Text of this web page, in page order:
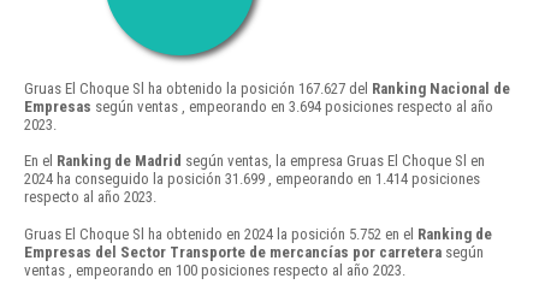
Gruas El Choque Sl ha obtenido la posición 167.627 del Ranking Nacional de
Empresas según ventas , empeorando en 3.694 posiciones respecto al año
2023.
En el Ranking de Madrid según ventas, la empresa Gruas El Choque Sl en
2024 ha conseguido la posición 31.699 , empeorando en 1.414 posiciones
respecto al año 2023.
Gruas El Choque Sl ha obtenido en 2024 la posición 5.752 en el Ranking de
Empresas del Sector Transporte de mercancías por carretera según
ventas , empeorando en 100 posiciones respecto al año 2023.